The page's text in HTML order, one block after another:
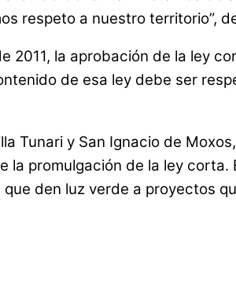
respeto a nuestro territorio”,
2011, la aprobación de la ley
de esa ley debe ser
Tunari y San Ignacio de
promulgación de la ley corta.
den luz verde a proyectos